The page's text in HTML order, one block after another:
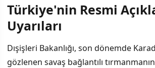
Türkiye'nin Resmi
Uyarıları
Dışişleri Bakanlığı, son dönemde
gözlenen savaş bağlantılı